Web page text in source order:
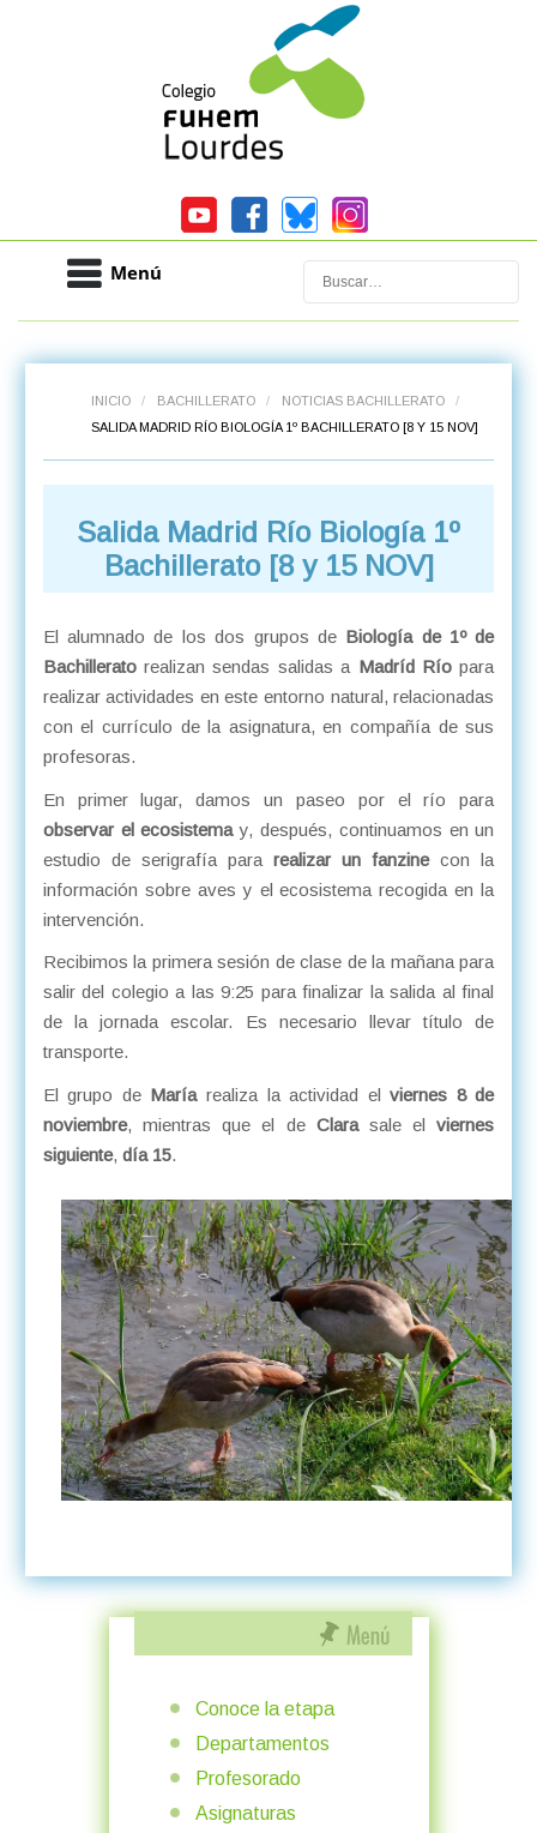
Menú Buscar
INICIO / BACHILLERATO / NOTICIAS BACHILLERATO
/
SALIDA MADRID RÍO BIOLOGÍA 1º BACHILLERATO [8 Y 15 NOV]
Salida Madrid Río Biología 1º
Bachillerato [8 y 15 NOV]
El alumnado de los dos grupos de Biología de 1º de
Bachilleratorealizan sendas salidas a Madríd Ríopara
realizar actividades en este entorno natural, relacionadas
con el currículo de la asignatura, en compañía de sus
profesoras.
En primer lugar, damos un paseo por el río para
observar el ecosistemay, después, continuamos en un
estudio de serigrafía para realizar un fanzinecon la
información sobre aves y el ecosistema recogida en la
intervención.
Recibimos la primera sesión de clase de la mañana para
salir del colegio a las 9:25 para finalizar la salida al final
de la jornada escolar. Es necesario llevar título de
transporte.
El grupo de Maríarealiza la actividad elviernes 8 de
noviembre, mientras que el de Clarasale elviernes
siguiente, día 15.
Conoce la etapa
Departamentos
Profesorado
Asignaturas